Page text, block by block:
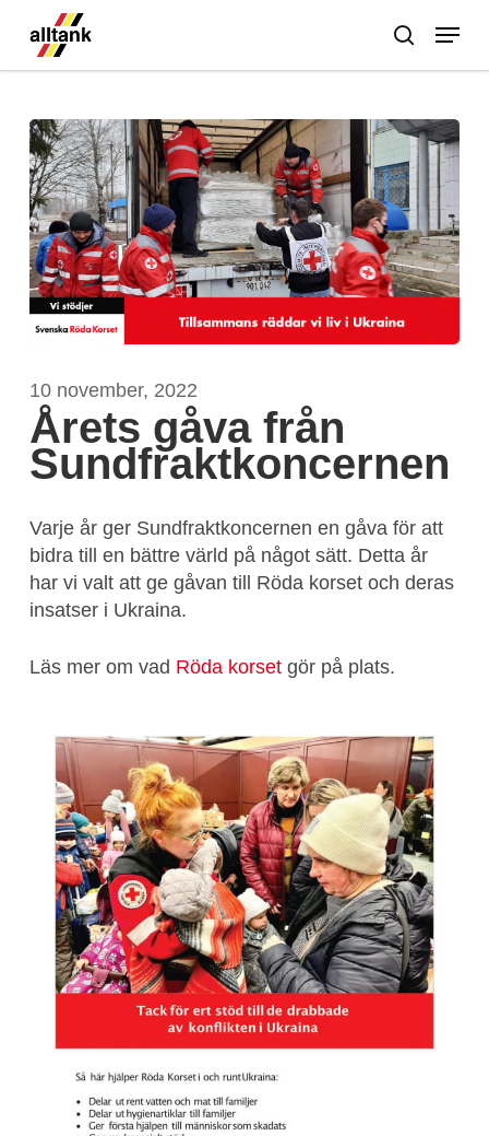
main
search
Menu
10 november, 2022
Årets gåva från
Sundfraktkoncernen
Varje år ger Sundfraktkoncernen en gåva för att
bidra till en bättre värld på något sätt. Detta år
har vi valt att ge gåvan till Röda korset och deras
insatser i Ukraina.
Läs mer om vad Röda korsetgör på plats.
Close